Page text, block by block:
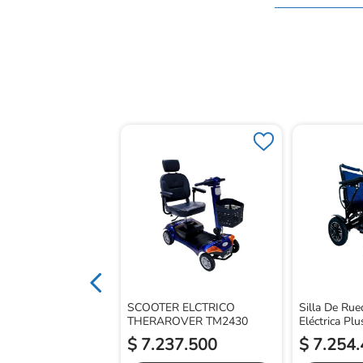
SCOOTER ELCTRICO
THERAROVER TM2430
$ 7.237.500
Silla De
Eléctrica
$ 7.254.